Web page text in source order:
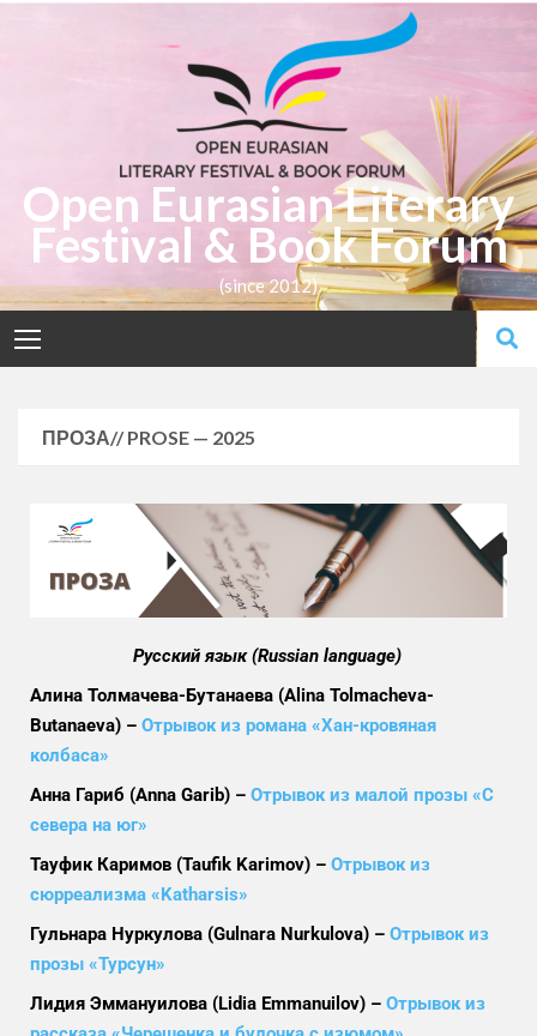
Open Eurasian Literary
Festival & Book Forum
(since 2012)
ПРОЗА// PROSE — 2025
Русский язык (Russian language)
Алина Толмачева-Бутанаева (Alina Tolmacheva-
Butanaeva) – Отрывок из романа «Хан-кровяная
колбаса»
Анна Гариб (Anna Garib) – Отрывок из малой прозы «С
севера на юг»
Тауфик Каримов (Taufik Karimov) – Отрывок из
сюрреализма «Katharsis»
Гульнара Нуркулова (Gulnara Nurkulova) – Отрывок из
прозы «Турсун»
Лидия Эммануилова (Lidia Emmanuilov) – Отрывок из